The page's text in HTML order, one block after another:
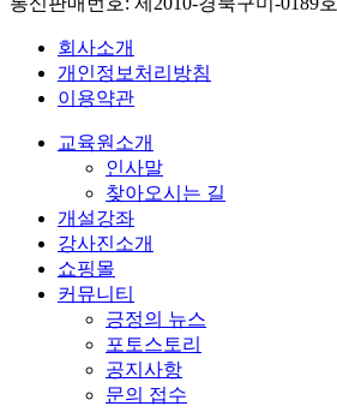
회사소개
개인정보처리방침
이용약관
교육원소개
인사말
찾아오시는 길
개설강좌
강사진소개
쇼핑몰
커뮤니티
긍정의 뉴스
포토스토리
공지사항
문의 접수